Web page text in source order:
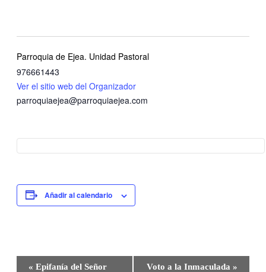
Parroquia de Ejea. Unidad Pastoral
976661443
Ver el sitio web del Organizador
parroquiaejea@parroquiaejea.com
Añadir al calendario
Navegación
« Epifanía del Señor Voto a la Inmaculada »